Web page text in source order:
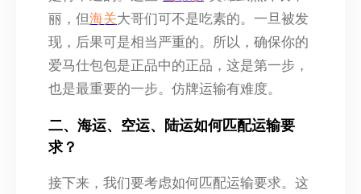
丽，但海关大哥们可不是吃素的。一旦被发
现，后果可是相当严重的。所以，确保你的
爱马仕包包是正品中的正品，这是第一步，
也是最重要的一步。仿牌运输有难度。
二、海运、空运、陆运如何匹配运输要
求？
接下来，我们要考虑如何匹配运输要求。这